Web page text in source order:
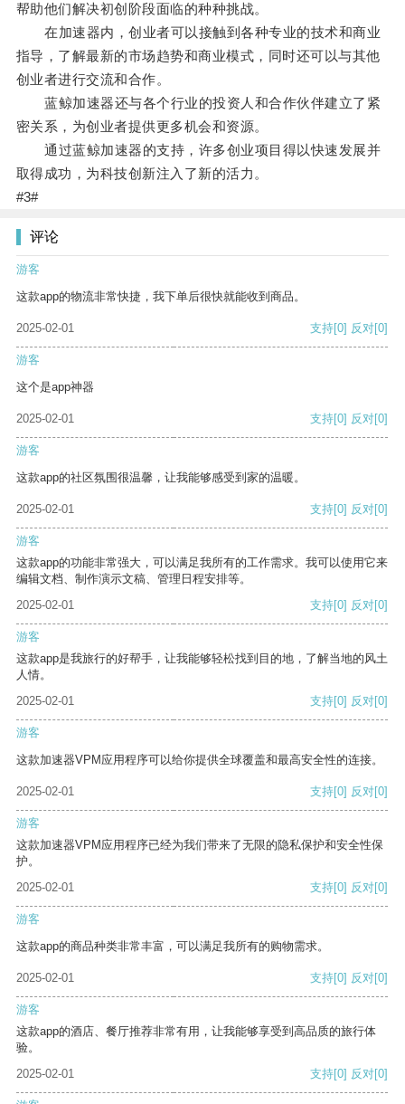
帮助他们解决初创阶段面临的种种挑战。
在加速器内，创业者可以接触到各种专业的技术和商业
指导，了解最新的市场趋势和商业模式，同时还可以与其他
创业者进行交流和合作。
蓝鲸加速器还与各个行业的投资人和合作伙伴建立了紧
密关系，为创业者提供更多机会和资源。
通过蓝鲸加速器的支持，许多创业项目得以快速发展并
取得成功，为科技创新注入了新的活力。
#3#
评论
游客
这款app的物流非常快捷，我下单后很快就能收到商品。
2025-02-01 支持[0] 反对[0]
游客
这个是app神器
2025-02-01 支持[0] 反对[0]
游客
这款app的社区氛围很温馨，让我能够感受到家的温暖。
2025-02-01 支持[0] 反对[0]
游客
这款app的功能非常强大，可以满足我所有的工作需求。我可以使用它来
编辑文档、制作演示文稿、管理日程安排等。
2025-02-01
支持[0] 反对[0]
游客
这款app是我旅行的好帮手，让我能够轻松找到目的地，了解当地的风土
人情。
2025-02-01
支持[0] 反对[0]
游客
这款加速器VPM应用程序可以给你提供全球覆盖和最高安全性的连接。
2025-02-01 支持[0] 反对[0]
游客
这款加速器VPM应用程序已经为我们带来了无限的隐私保护和安全性保
护。
2025-02-01
支持[0] 反对[0]
游客
这款app的商品种类非常丰富，可以满足我所有的购物需求。
2025-02-01 支持[0] 反对[0]
游客
这款app的酒店、餐厅推荐非常有用，让我能够享受到高品质的旅行体
验。
2025-02-01
支持[0] 反对[0]